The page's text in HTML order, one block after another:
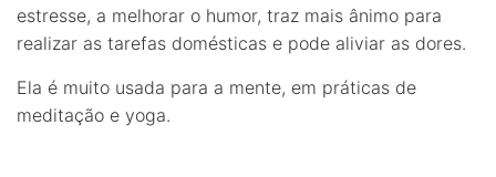
estresse, a melhorar o humor, traz mais ânimo para
realizar as tarefas domésticas e pode aliviar as dores.
Ela é muito usada para a mente, em práticas de
meditação e yoga.